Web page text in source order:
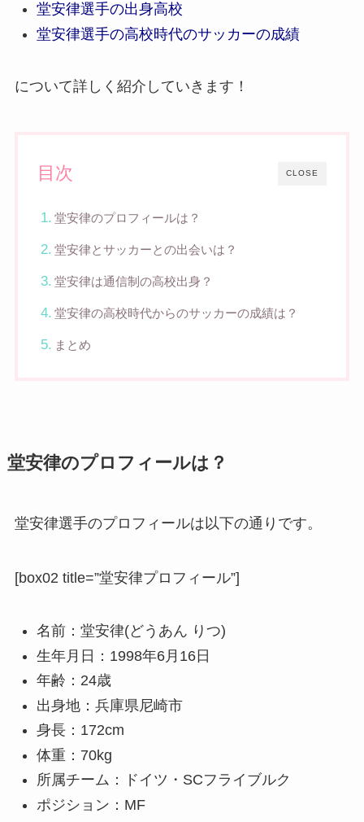
堂安律選手の出身高校
堂安律選手の高校時代のサッカーの成績
について詳しく紹介していきます！
CLOSE
目次
堂安律のプロフィールは？
堂安律とサッカーとの出会いは？
堂安律は通信制の高校出身？
堂安律の高校時代からのサッカーの成績は？
まとめ
堂安律のプロフィールは？
堂安律選手のプロフィールは以下の通りです。
[box02 title=”堂安律プロフィール”]
名前：堂安律(どうあん りつ)
生年月日：1998年6月16日
年齢：24歳
出身地：兵庫県尼崎市
身長：172cm
体重：70kg
所属チーム：ドイツ・SCフライブルク
ポジション：MF